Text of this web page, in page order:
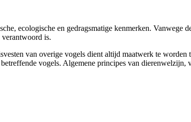
ecologische en gedragsmatige kenmerken. Vanwege
verantwoord is.
van overige vogels dient altijd maatwerk te
vogels. Algemene principes van